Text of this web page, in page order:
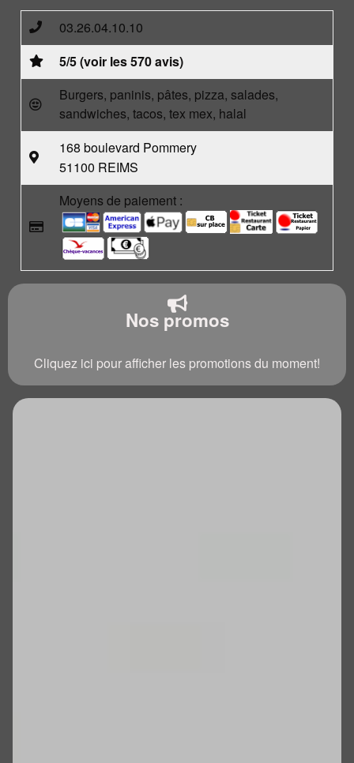
03.26.04.10.10
5/5 (voir les 570 avis)
Burgers, paninis, pâtes, pizza, salades,
sandwiches, tacos, tex mex, halal
168 boulevard Pommery
51100 REIMS
Moyens de paiement :
Nos promos
Cliquez ici pour afficher les promotions du moment!